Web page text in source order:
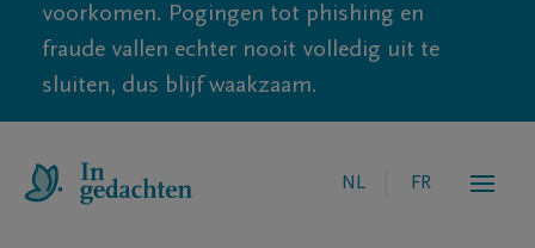
voorkomen. Pogingen tot phishing en
fraude vallen echter nooit volledig uit te
sluiten, dus blijf waakzaam.
NL FR